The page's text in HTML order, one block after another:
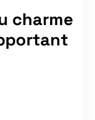
charme